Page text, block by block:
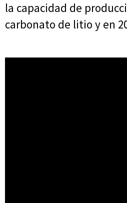
la capacidad de
carbonato de litio y en